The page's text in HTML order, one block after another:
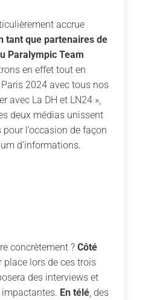
accrue
tant que partenaires de
Paralympic Team
en effet tout en
2024 avec tous nos
avec La DH et LN24 »,
deux médias unissent
l’occasion de façon
d’informations.
concrètement ? Côté
place lors de ces trois
des interviews et
En télé, des